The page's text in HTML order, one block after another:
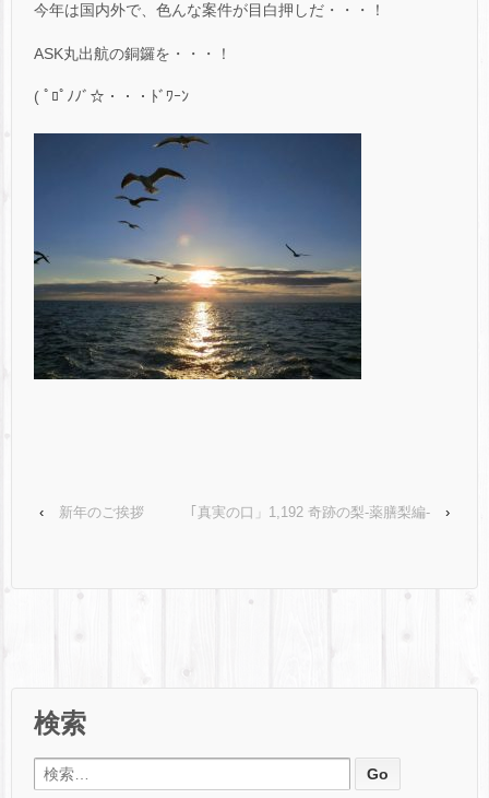
今年は国内外で、色んな案件が目白押しだ・・・！
ASK丸出航の銅鑼を・・・！
( ﾟﾛﾟﾉﾉﾞ☆・・・ﾄﾞﾜｰﾝ
‹ 新年のご挨拶 ｢真実の口」1,192 奇跡の梨-薬膳梨編- ›
検索
検索: